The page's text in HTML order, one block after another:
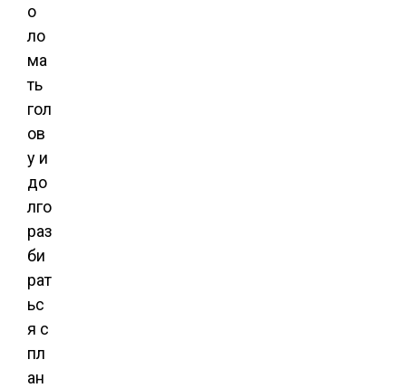
о
ло
ма
ть
гол
ов
у и
до
лго
раз
би
рат
ьс
я с
пл
ан